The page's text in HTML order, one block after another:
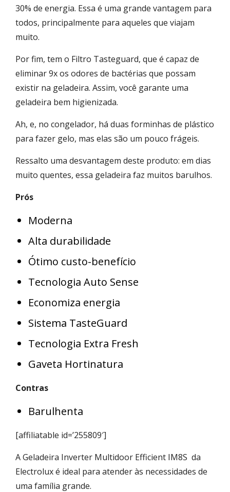
30% de energia. Essa é uma grande vantagem para
todos, principalmente para aqueles que viajam
muito.
Por fim, tem o Filtro Tasteguard, que é capaz de
eliminar 9x os odores de bactérias que possam
existir na geladeira. Assim, você garante uma
geladeira bem higienizada.
Ah, e, no congelador, há duas forminhas de plástico
para fazer gelo, mas elas são um pouco frágeis.
Ressalto uma desvantagem deste produto: em dias
muito quentes, essa geladeira faz muitos barulhos.
Prós
Moderna
Alta durabilidade
Ótimo custo-benefício
Tecnologia Auto Sense
Economiza energia
Sistema TasteGuard
Tecnologia Extra Fresh
Gaveta Hortinatura
Contras
Barulhenta
[affiliatable id=’255809′]
A Geladeira Inverter Multidoor Efficient IM8S da
Electrolux é ideal para atender às necessidades de
uma família grande.